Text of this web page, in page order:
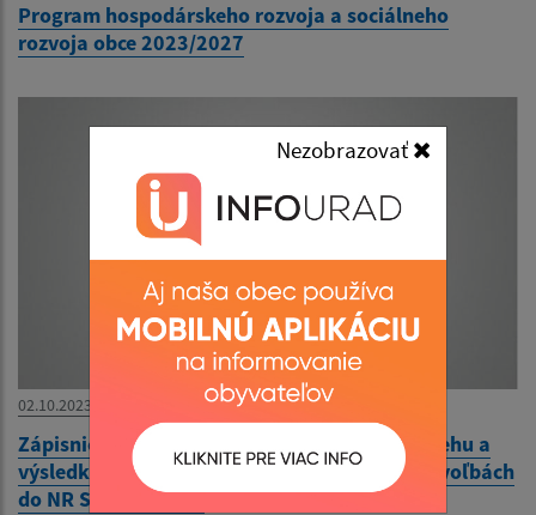
Nezobrazovať
Program hospodárskeho rozvoja a sociálneho
rozvoja obce 2023/2027
02.10.2023
Zápisnica okrskovej volebnej komisie o priebehu a
výsledku hlasovania vo volebnom okrsku vo voľbách
do NR SR 30.9.2023